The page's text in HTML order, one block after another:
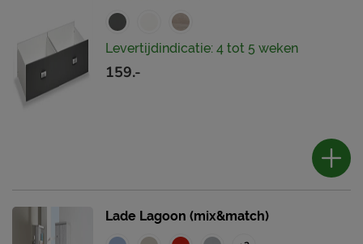
Levertijdindicatie: 4 tot 5 weken
159.-
Lade Lagoon (mix&match)